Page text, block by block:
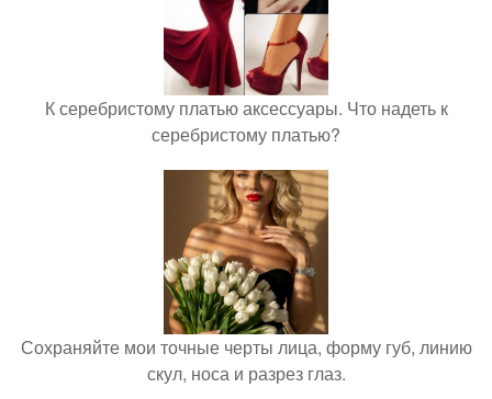
К серебристому платью аксессуары. Что надеть к
серебристому платью?
Сохраняйте мои точные черты лица, форму губ, линию
скул, носа и разрез глаз.